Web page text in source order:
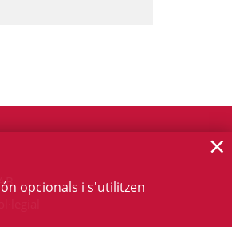
opcionals i s'utilitzen
×